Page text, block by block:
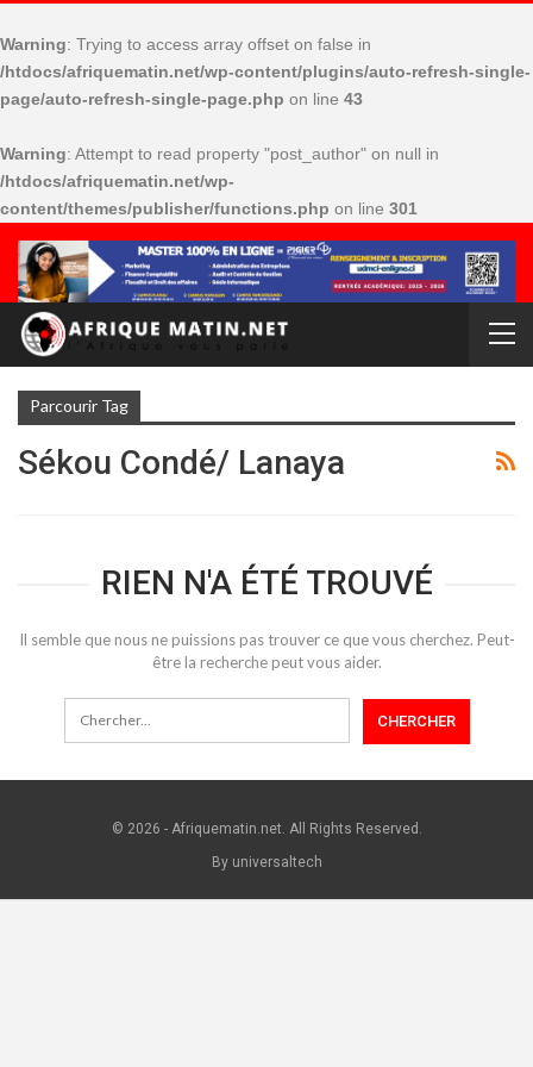
Warning: Trying to access array offset on false in
/htdocs/afriquematin.net/wp-content/plugins/auto-refresh-single-
page/auto-refresh-single-page.php on line 43
Warning: Attempt to read property "post_author" on null in
/htdocs/afriquematin.net/wp-
content/themes/publisher/functions.php on line 301
Parcourir Tag
Sékou Condé/ Lanaya
RIEN N'A ÉTÉ TROUVÉ
Il semble que nous ne puissions pas trouver ce que vous cherchez. Peut-
être la recherche peut vous aider.
© 2026 - Afriquematin.net. All Rights Reserved.
By universaltech